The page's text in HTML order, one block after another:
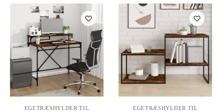
EGETRÆSHYLDER TIL
EGETRÆSHYLDER TIL